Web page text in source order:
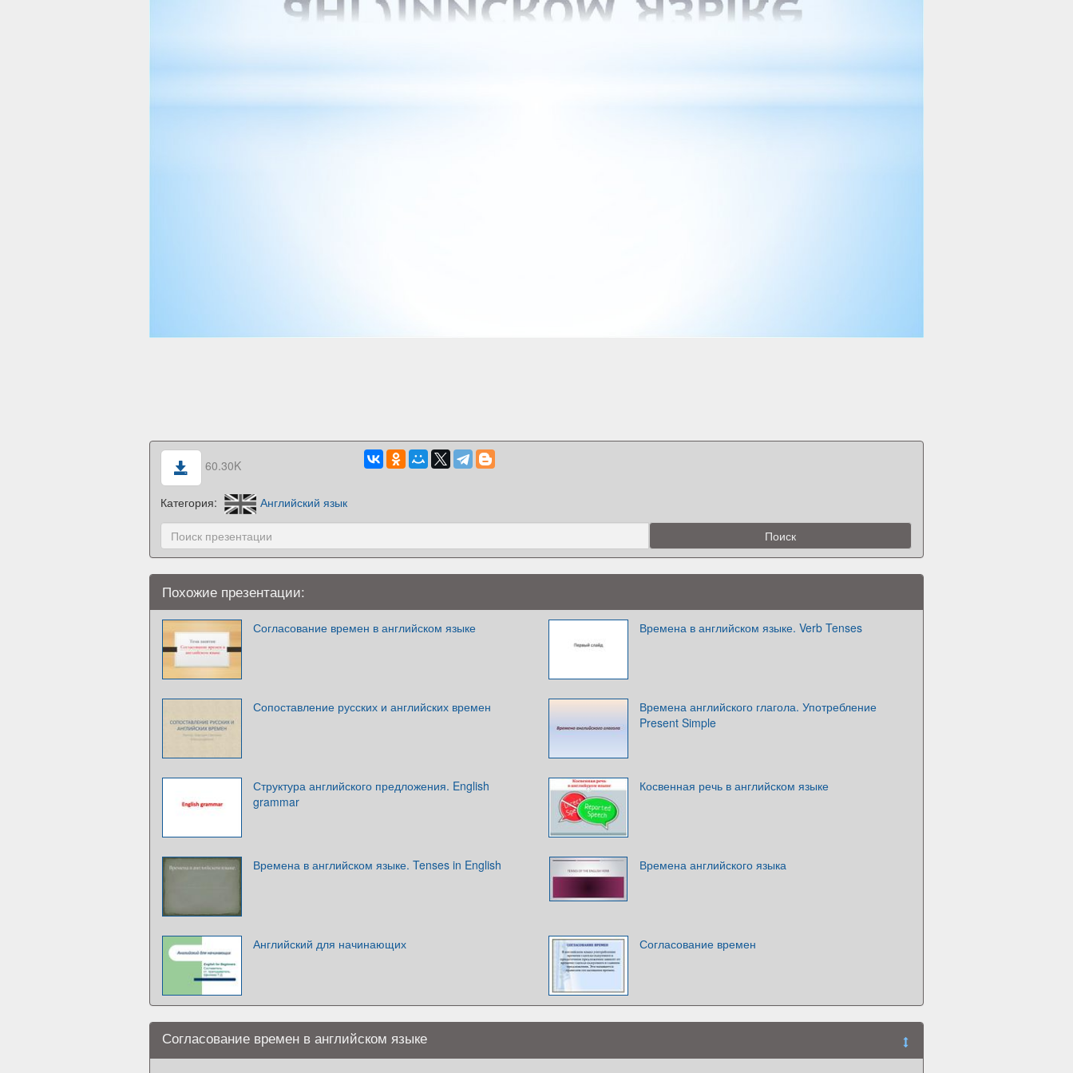
60.30K
Категория: Английский язык
Похожие презентации:
Согласование времен в английском языке Времена в английском языке. Verb Tenses
Сопоставление русских и английских времен
Времена английского глагола. Употребление
Present Simple
Структура английского предложения. English
grammar
Косвенная речь в английском языке
Времена в английском языке. Tenses in English Времена английского языка
Английский для начинающих Согласование времен
Согласование времен в английском языке